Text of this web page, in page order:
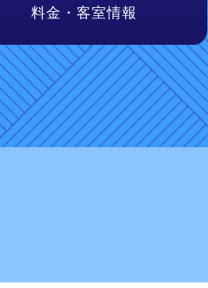
料金・客室情報